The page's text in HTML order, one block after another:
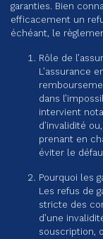
garanties. Bien
efficacement un
échéant, le
Rôle de
L’assurance
dans
intervient
d’invalidité
prenant en
éviter le
Pourquoi les
Les refus de
stricte des
d’une
souscription,